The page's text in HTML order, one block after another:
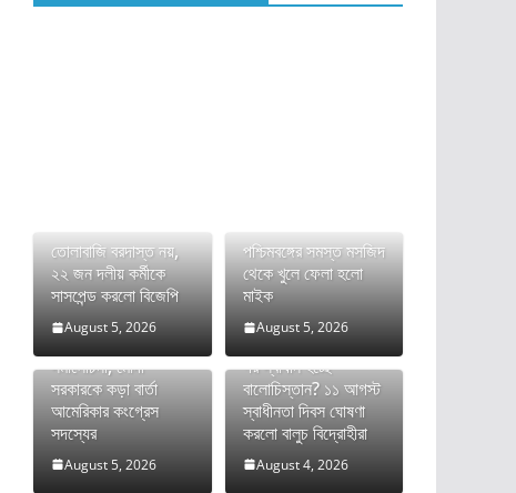
তোলাবাজি বরদাস্ত নয়,
২২ জন দলীয় কর্মীকে
সাসপেন্ড করলো বিজেপি
August 5, 2026
পশ্চিমবঙ্গের সমস্ত মসজিদ
থেকে খুলে ফেলা হলো
মাইক
August 5, 2026
সমালোচনা, মোদী
সরকারকে কড়া বার্তা
আমেরিকার কংগ্রেস
সদস্যের
August 5, 2026
পর স্বাধীন হচ্ছে
বালোচিস্তান? ১১ আগস্ট
স্বাধীনতা দিবস ঘোষণা
করলো বালুচ বিদ্রোহীরা
August 4, 2026
অনুপ্রবেশকারীদের